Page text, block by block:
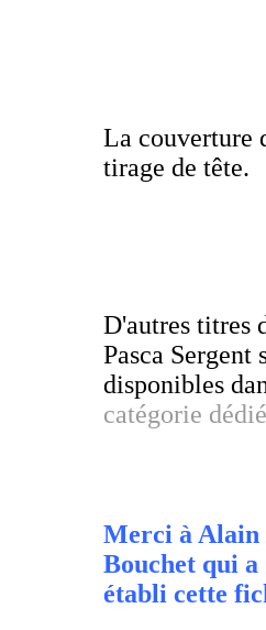
La couverture
tirage de tête.
D'autres titres
Pasca Sergent
disponibles
catégorie
Merci à Alain
Bouchet qui a
établi cette